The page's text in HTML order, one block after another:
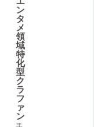
ン
タ
メ
領
域
特
化
型
ク
ラ
フ
ァ
ン
手